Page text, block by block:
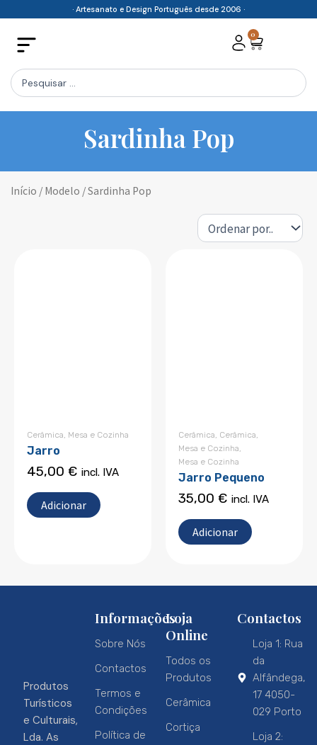
content
· Artesanato e Design Português desde 2006 ·
0
Cart
Search
...
Sardinha Pop
Início / Modelo / Sardinha Pop
Cerâmica, Mesa e Cozinha
Jarro
45,00 € incl. IVA
Adicionar
Cerâmica, Cerâmica,
Mesa e Cozinha,
Mesa e Cozinha
Jarro Pequeno
35,00 € incl. IVA
Adicionar
Produtos
Turísticos
e Culturais,
Lda. As
Informações
Sobre Nós
Contactos
Termos e
Condições
Política de
Loja
Online
Todos os
Produtos
Cerâmica
Cortiça
Contactos
Loja 1: Rua
da
Alfândega,
17 4050-
029 Porto
Loja 2: